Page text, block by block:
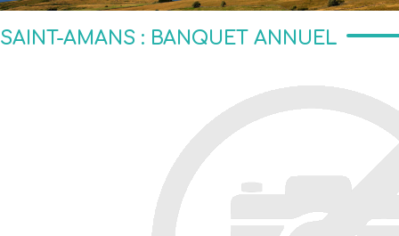
SAINT-AMANS : BANQUET ANNUEL